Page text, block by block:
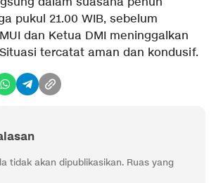
pukul 21.00 WIB, sebelum
dan Ketua DMI meninggalkan
tercatat aman dan kondusif.
tidak akan dipublikasikan. Ruas yang